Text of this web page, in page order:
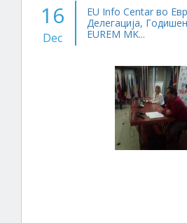
16
Dec
EU Info Centar во
Делегација,
EUREM MK...